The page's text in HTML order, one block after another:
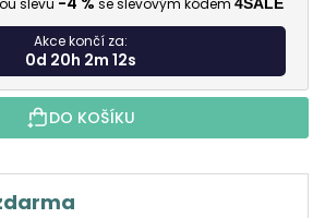
slevu se slevovým kódem 4SALE
Akce končí za:
0d 20h 2m 11s
DO KOŠÍKU